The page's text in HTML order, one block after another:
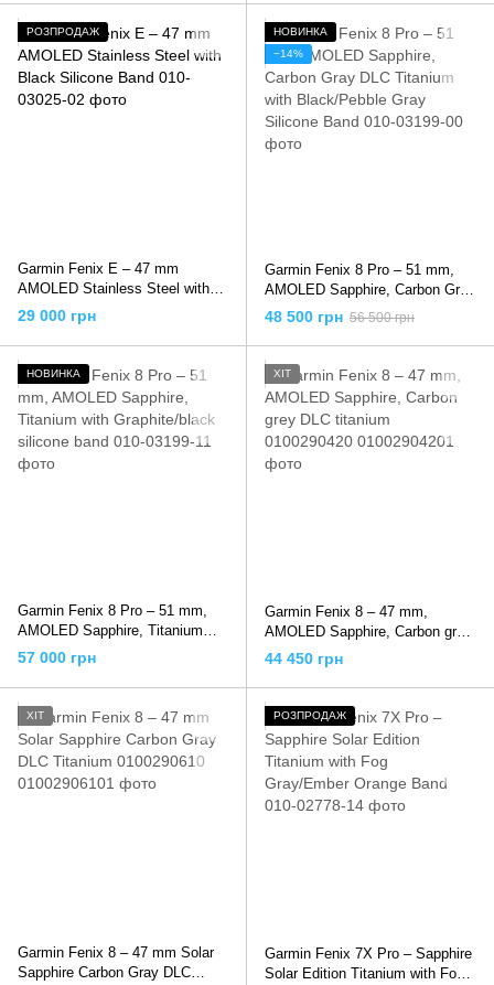
РОЗПРОДАЖ
Garmin Fenix E – 47 mm
AMOLED Stainless Steel with
Black Silicone Band
29 000 грн
НОВИНКА
−14%
Garmin Fenix 8 Pro – 51 mm,
AMOLED Sapphire, Carbon Gray
DLC Titanium with Black/Pebble
Gray Silicone Band
48 500 грн 56 500 грн
НОВИНКА
Garmin Fenix 8 Pro – 51 mm,
AMOLED Sapphire, Titanium
with Graphite/black silicone band
57 000 грн
ХІТ
Garmin Fenix 8 – 47 mm,
AMOLED Sapphire, Carbon grey
DLC titanium 0100290420
44 450 грн
ХІТ
Garmin Fenix 8 – 47 mm Solar
Sapphire Carbon Gray DLC
РОЗПРОДАЖ
Garmin Fenix 7X Pro – Sapphire
Solar Edition Titanium with Fog